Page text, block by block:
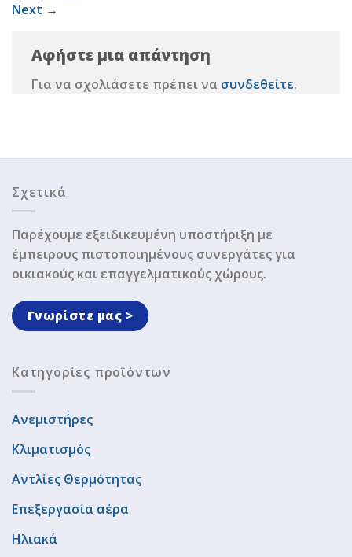
Next →
Αφήστε μια απάντηση
Για να σχολιάσετε πρέπει να συνδεθείτε.
Σχετικά
Παρέχουμε εξειδικευμένη υποστήριξη με
έμπειρους πιστοποιημένους συνεργάτες για
οικιακούς και επαγγελματικούς χώρους.
Γνωρίστε μας >
Κατηγορίες προϊόντων
Ανεμιστήρες
Κλιματισμός
Αντλίες Θερμότητας
Επεξεργασία αέρα
Ηλιακά